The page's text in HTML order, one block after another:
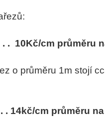
. . 10Kč/cm průměru
o průměru 1m stojí
. 14kč/cm průměru